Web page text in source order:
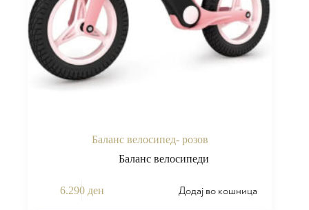
Баланс велосипед- розов
Баланс велосипеди
6.290 ден Додај во кошница